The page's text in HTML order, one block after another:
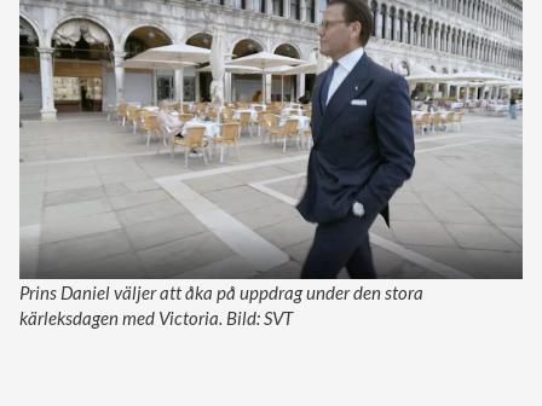
Prins Daniel väljer att åka på uppdrag under den stora
kärleksdagen med Victoria. Bild: SVT